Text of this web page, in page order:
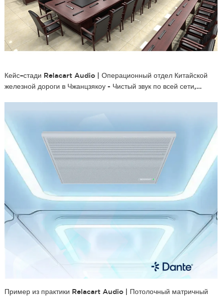
Кейс–стади Relacart Audio | Операционный отдел Китайской
железной дороги в Чжанцзякоу - Чистый звук по всей сети,
Пример из практики Relacart Audio | Потолочный матричный